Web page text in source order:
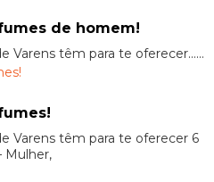
de homem!
Varens têm para te oferecer......
Varens têm para te oferecer 6
Mulher,